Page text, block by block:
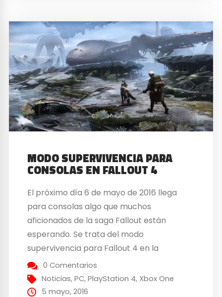
MODO SUPERVIVENCIA PARA
CONSOLAS EN FALLOUT 4
El próximo día 6 de mayo de 2016 llega
para consolas algo que muchos
aficionados de la saga Fallout están
esperando. Se trata del modo
supervivencia para Fallout 4 en la
actualización 1.5 para PlayStation 4 y Xbox
One. Aunque antes los privilegiados eran
solo los usuarios en PC desde la fase beta
0 Comentarios
Noticias,PC,PlayStation 4, Xbox One
5 mayo, 2016